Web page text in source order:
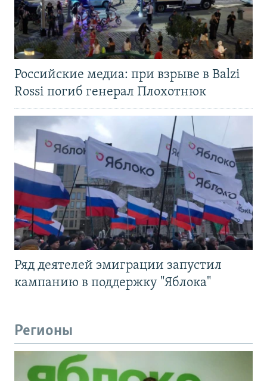
Российские медиа: при взрыве в Balzi
Rossi погиб генерал Плохотнюк
Ряд деятелей эмиграции запустил
кампанию в поддержку "Яблока"
Регионы